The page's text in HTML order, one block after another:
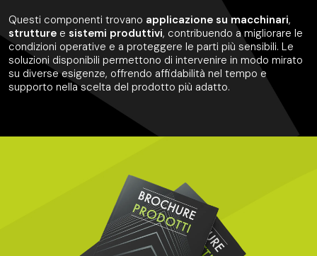
Questi componenti trovano applicazione su macchinari,
strutture e sistemi produttivi, contribuendo a migliorare le
condizioni operative e a proteggere le parti più sensibili. Le
soluzioni disponibili permettono di intervenire in modo mirato
su diverse esigenze, offrendo affidabilità nel tempo e
supporto nella scelta del prodotto più adatto.